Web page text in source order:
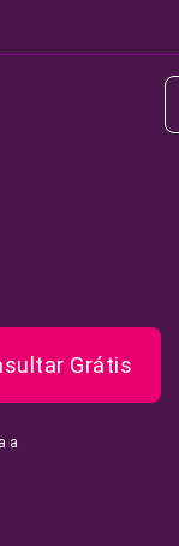
Grátis
a